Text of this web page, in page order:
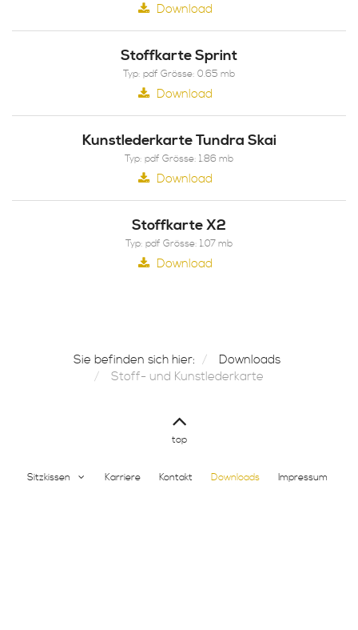
Download
Stoffkarte Sprint
Typ: pdf Grösse: 0.65 mb
Download
Kunstlederkarte Tundra Skai
Typ: pdf Grösse: 1.86 mb
Download
Stoffkarte X2
Typ: pdf Grösse: 1.07 mb
Download
Sie befinden sich hier:
Downloads
Stoff- und Kunstlederkarte
top
Sitzkissen Karriere Kontakt Downloads
Impressum